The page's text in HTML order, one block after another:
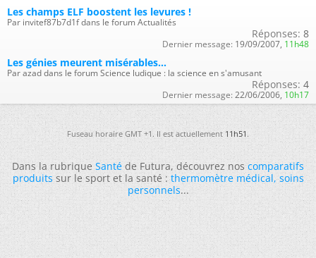
Les champs ELF boostent les levures !
Par invitef87b7d1f dans le forum Actualités
Réponses: 8
Dernier message: 19/09/2007, 11h48
Les génies meurent misérables...
Par azad dans le forum Science ludique : la science en s'amusant
Réponses: 4
Dernier message: 22/06/2006, 10h17
Fuseau horaire GMT +1. Il est actuellement11h51.
Dans la rubriqueSantéde Futura, découvrez noscomparatifs
produitssur le sport et la santé :thermomètre médical,soins
personnels...